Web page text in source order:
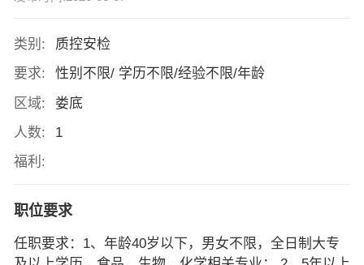
类别:
质控安检
要求:
性别不限/ 学历不限/经验不限/年龄
区域:
娄底
人数:
1
福利:
职位要求
任职要求：1、年龄40岁以下，男女不限，全日制大专